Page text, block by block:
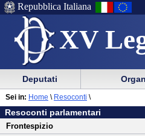
XV
Menu
di
ausilio
alla
navigazione
Menu
di
navigazione
principale
Repubblica Italiana
Menu
di
navigazione
principale
menu
di
sezione
Deputati
Vai
al
contenuto
Resoconti parlamentari
Frontespizio
Sei in: Home \ Resoconti \